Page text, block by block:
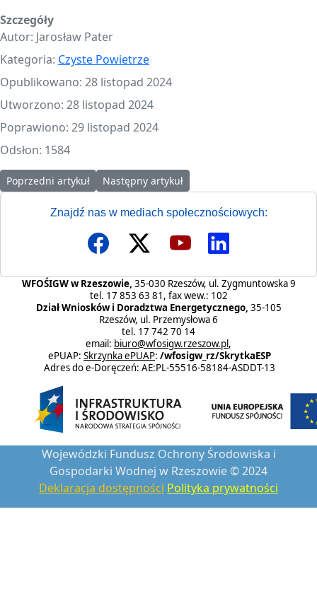
Szczegóły
Autor: Jarosław Pater
Kategoria: Czyste Powietrze
Opublikowano: 28 listopad 2024
Utworzono: 28 listopad 2024
Poprawiono: 29 listopad 2024
Odsłon: 1584
Poprzedni artykuł: Czyste Powietrze z większym budżetem!
Poprzedni artykuł Następny artykuł: Komunikat prasowy na
Następny artykuł
Znajdź nas w mediach społecznościowych:
WFOŚIGW w Rzeszowie, 35-030 Rzeszów, ul. Zygmuntowska 9
tel. 17 853 63 81, fax wew.: 102
Dział Wniosków i Doradztwa Energetycznego, 35-105
Rzeszów, ul. Przemysłowa 6
tel. 17 742 70 14
email: biuro@wfosigw.rzeszow.pl,
ePUAP: Skrzynka ePUAP: /wfosigw_rz/SkrytkaESP
Adres do e-Doręczeń: AE:PL-55516-58184-ASDDT-13
Wojewódzki Fundusz Ochrony Środowiska i
Gospodarki Wodnej w Rzeszowie © 2024
Deklaracja dostępności Polityka prywatności